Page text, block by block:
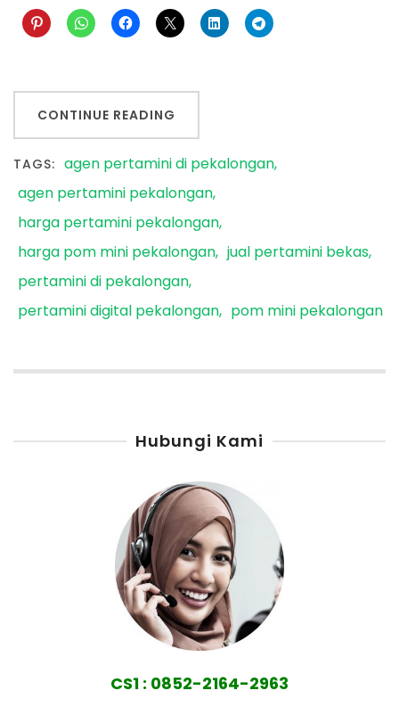
CONTINUE READING
TAGS: agen pertamini di pekalongan
agen pertamini pekalongan
harga pertamini pekalongan
harga pom mini pekalongan jual pertamini bekas
pertamini di pekalongan
pertamini digital pekalongan
pom mini pekalongan
Hubungi Kami
CS1 : 0852-2164-2963